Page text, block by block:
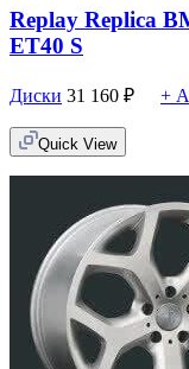
Replay Replica
ET40 S
Диски 31 160 ₽ +
Quick View